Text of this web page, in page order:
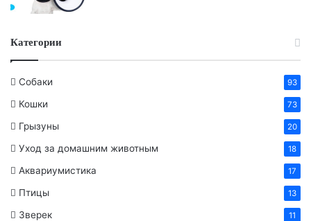
Категории
Собаки 93
Кошки 73
Грызуны 20
Уход за домашним животным 18
Аквариумистика 17
Птицы 13
Зверек 11